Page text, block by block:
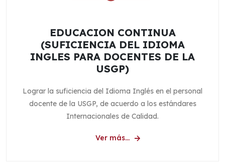
EDUCACION CONTINUA
(SUFICIENCIA DEL IDIOMA
INGLES PARA DOCENTES DE LA
USGP)
Lograr la suficiencia del Idioma Inglés en el personal
docente de la USGP, de acuerdo a los estándares
Internacionales de Calidad.
Ver más...